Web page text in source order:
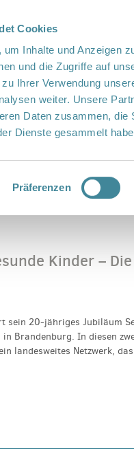
Cookies
Inhalte und Anzeigen
und die Zugriffe auf
Ihrer Verwendung
weiter. Unsere
Daten zusammen,
Dienste gesammelt
Präferenzen
Sprache
Kinder –
sein 20-jähriges Jubiläum
in Brandenburg. In diesen
landesweites Netzwerk,